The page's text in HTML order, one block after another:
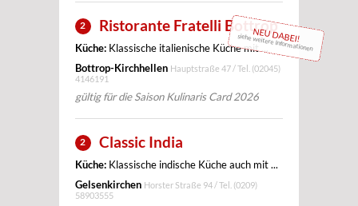
NEU DABEI!
siehe weitere Informationen
2 Ristorante Fratelli Bottrop
Küche: Klassische italienische Küche mit ...
Bottrop-Kirchhellen Hauptstraße 47 / Tel. (02045)
4146191
gültig für die Saison Kulinaris Card 2026
2 Classic India
Küche: Klassische indische Küche auch mit ...
Gelsenkirchen Horster Straße 94 / Tel. (0209)
58903555